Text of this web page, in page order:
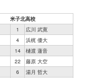
米子北高校
1
広川 武寛
4
浜梶 優大
14
樋渡 蓮音
22
藤原 大空
6
湯月 哲大